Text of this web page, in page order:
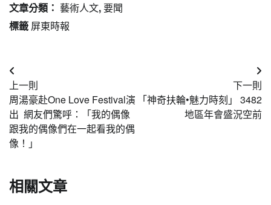
文章分類： 藝術人文,要聞
標籤 屏東時報
文
章
導
覽
上一則
周湯豪赴One Love Festival演
出 網友們驚呼：「我的偶像
跟我的偶像們在一起看我的偶
像！」
下一則
「神奇扶輪•魅力時刻」 3482
地區年會盛況空前
相關文章